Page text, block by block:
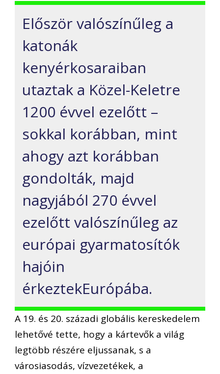
Először valószínűleg a
katonák
kenyérkosaraiban
utaztak a Közel-Keletre
1200 évvel ezelőtt –
sokkal korábban, mint
ahogy azt korábban
gondolták, majd
nagyjából 270 évvel
ezelőtt valószínűleg az
európai gyarmatosítók
hajóin
érkeztekEurópába.
A 19. és 20. századi globális kereskedelem
lehetővé tette, hogy a kártevők a világ
legtöbb részére eljussanak, s a
városiasodás, vízvezetékek, a